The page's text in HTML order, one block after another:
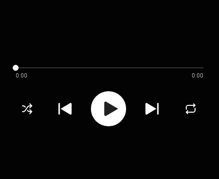
0:00 0:00